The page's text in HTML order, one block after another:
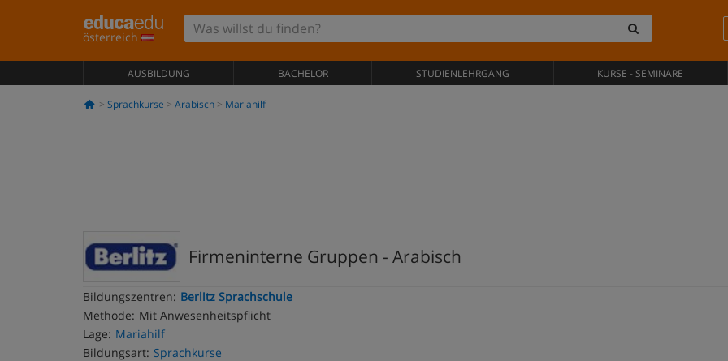
österreich
AUSBILDUNG BACHELOR STUDIENLEHRGANG KURSE - SEMINARE
Sprachkurse Arabisch Mariahilf
Firmeninterne Gruppen - Arabisch
Bildungszentren: Berlitz Sprachschule
Methode: Mit Anwesenheitspflicht
Lage: Mariahilf
Bildungsart: Sprachkurse